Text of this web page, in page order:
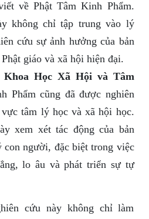
về Phật Tâm Kinh Phẩm.
không chỉ tập trung vào lý
cứu sự ảnh hưởng của bản
giáo và xã hội hiện đại.
Khoa Học Xã Hội và Tâm
Phẩm cũng đã được nghiên
tâm lý học và xã hội học.
xem xét tác động của bản
người, đặc biệt trong việc
lo âu và phát triển sự tự
cứu này không chỉ làm